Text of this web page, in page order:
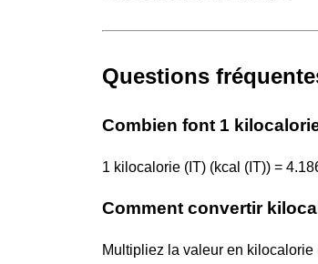
Questions
Combien font 1
1 kilocalorie (IT) (kcal (IT)) =
Comment convertir
Multipliez la valeur en kilocalorie